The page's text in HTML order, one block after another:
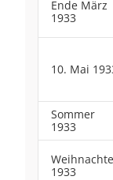
Ende März
1933
10. Mai
Sommer
1933
1933